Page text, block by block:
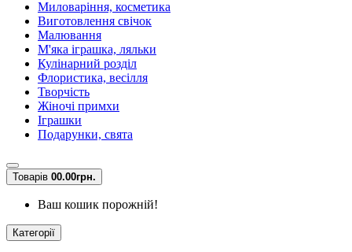
Миловаріння, косметика
Виготовлення свічок
Малювання
М'яка іграшка, ляльки
Кулінарний розділ
Флористика, весілля
Творчість
Жіночі примхи
Іграшки
Подарунки, свята
Товарів 00.00грн.
Ваш кошик порожній!
Категорії